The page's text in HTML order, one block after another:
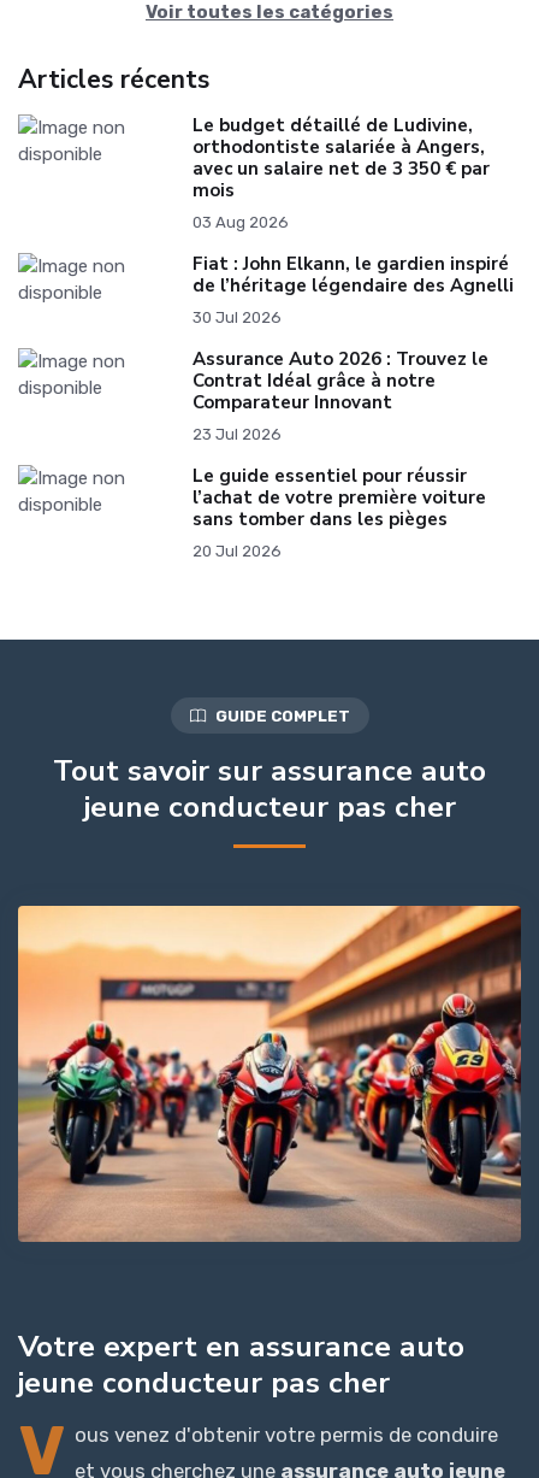
Voir toutes les catégories
Articles récents
Le budget détaillé de Ludivine,
orthodontiste salariée à Angers,
avec un salaire net de 3 350 € par
mois
03 Aug 2026
Fiat : John Elkann, le gardien inspiré
de l’héritage légendaire des Agnelli
30 Jul 2026
Assurance Auto 2026 : Trouvez le
Contrat Idéal grâce à notre
Comparateur Innovant
23 Jul 2026
Le guide essentiel pour réussir
l’achat de votre première voiture
sans tomber dans les pièges
20 Jul 2026
GUIDE COMPLET
Tout savoir sur assurance auto
jeune conducteur pas cher
Votre expert en assurance auto
jeune conducteur pas cher
V ous venez d'obtenir votre permis de conduire
et vous cherchez une assurance auto jeune